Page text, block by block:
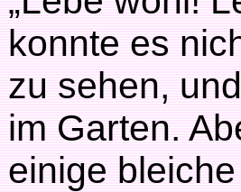
konnte es
zu sehen,
im Garten.
einige